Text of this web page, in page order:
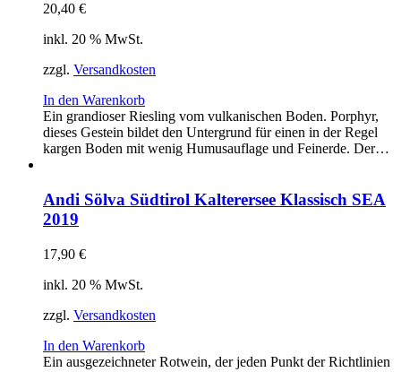
20,40 €
inkl. 20 % MwSt.
zzgl. Versandkosten
In den Warenkorb
Ein grandioser Riesling vom vulkanischen Boden. Porphyr,
dieses Gestein bildet den Untergrund für einen in der Regel
kargen Boden mit wenig Humusauflage und Feinerde. Der…
Andi Sölva Südtirol Kalterersee Klassisch SEA
2019
17,90 €
inkl. 20 % MwSt.
zzgl. Versandkosten
In den Warenkorb
Ein ausgezeichneter Rotwein, der jeden Punkt der Richtlinien